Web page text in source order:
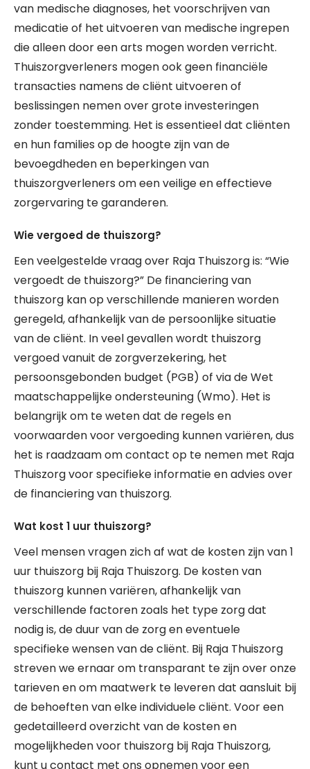
van medische diagnoses, het voorschrijven van
medicatie of het uitvoeren van medische ingrepen
die alleen door een arts mogen worden verricht.
Thuiszorgverleners mogen ook geen financiële
transacties namens de cliënt uitvoeren of
beslissingen nemen over grote investeringen
zonder toestemming. Het is essentieel dat cliënten
en hun families op de hoogte zijn van de
bevoegdheden en beperkingen van
thuiszorgverleners om een veilige en effectieve
zorgervaring te garanderen.
Wie vergoed de thuiszorg?
Een veelgestelde vraag over Raja Thuiszorg is: “Wie
vergoedt de thuiszorg?” De financiering van
thuiszorg kan op verschillende manieren worden
geregeld, afhankelijk van de persoonlijke situatie
van de cliënt. In veel gevallen wordt thuiszorg
vergoed vanuit de zorgverzekering, het
persoonsgebonden budget (PGB) of via de Wet
maatschappelijke ondersteuning (Wmo). Het is
belangrijk om te weten dat de regels en
voorwaarden voor vergoeding kunnen variëren, dus
het is raadzaam om contact op te nemen met Raja
Thuiszorg voor specifieke informatie en advies over
de financiering van thuiszorg.
Wat kost 1 uur thuiszorg?
Veel mensen vragen zich af wat de kosten zijn van 1
uur thuiszorg bij Raja Thuiszorg. De kosten van
thuiszorg kunnen variëren, afhankelijk van
verschillende factoren zoals het type zorg dat
nodig is, de duur van de zorg en eventuele
specifieke wensen van de cliënt. Bij Raja Thuiszorg
streven we ernaar om transparant te zijn over onze
tarieven en om maatwerk te leveren dat aansluit bij
de behoeften van elke individuele cliënt. Voor een
gedetailleerd overzicht van de kosten en
mogelijkheden voor thuiszorg bij Raja Thuiszorg,
kunt u contact met ons opnemen voor een